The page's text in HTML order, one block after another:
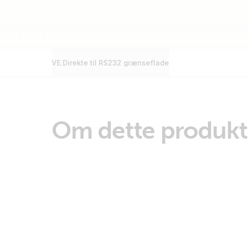
VE.Direkte til RS232 grænseflade
Om dette produkt